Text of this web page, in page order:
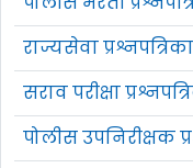
Online
Last Date to
Important
राज्यसेवा
सराव परीक्षा
पोलीस उपनिरीक्षक